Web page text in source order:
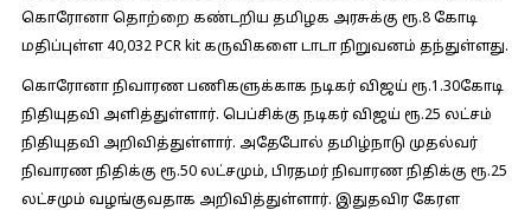
கொரோனா தொற்றை கண்டறிய தமிழக அரசுக்கு ரூ.8 கோடி
மதிப்புள்ள 40,032 PCR kit கருவிகளை டாடா நிறுவனம் தந்துள்ளது.
கொரோனா நிவாரண பணிகளுக்காக நடிகர் விஜய் ரூ.1.30கோடி
நிதியுதவி அளித்துள்ளார். பெப்சிக்கு நடிகர் விஜய் ரூ.25 லட்சம்
நிதியுதவி அறிவித்துள்ளார். அதேபோல் தமிழ்நாடு முதல்வர்
நிவாரண நிதிக்கு ரூ.50 லட்சமும், பிரதமர் நிவாரண நிதிக்கு ரூ.25
லட்சமும் வழங்குவதாக அறிவித்துள்ளார். இதுதவிர கேரள